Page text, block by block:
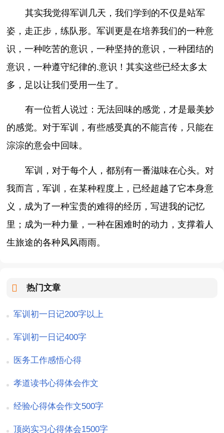
其实我觉得军训几天，我们学到的不仅是站军
姿，走正步，练队形。军训更是在培养我们的一种意
识，一种吃苦的意识，一种坚持的意识，一种团结的
意识，一种遵守纪律的.意识！其实这些已经太多太
多，足以让我们受用一生了。
有一位哲人说过：无法回味的感觉，才是最美妙
的感觉。对于军训，有些感受真的不能言传，只能在
淙淙的意会中回味。
军训，对于每个人，都别有一番滋味在心头。对
我而言，军训，在某种程度上，已经超越了它本身意
义，成为了一种宝贵的难得的经历，写进我的记忆
里；成为一种力量，一种在困难时的动力，支撑着人
生旅途的各种风风雨雨。
热门文章
军训初一日记200字以上
军训初一日记400字
医务工作感悟心得
孝道读书心得体会作文
经验心得体会作文500字
顶岗实习心得体会1500字